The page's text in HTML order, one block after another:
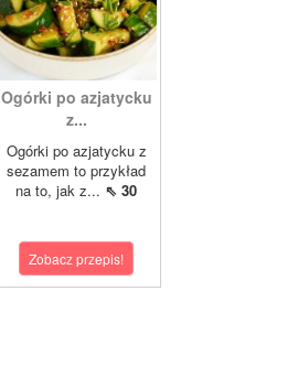
Ogórki po azjatycku
z...
Ogórki po azjatycku z
sezamem to przykład
na to, jak z... ⇖ 30
Zobacz przepis!